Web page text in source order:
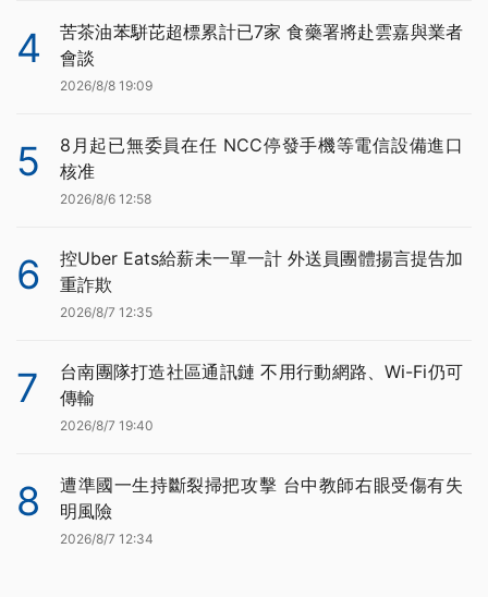
4
苦茶油苯駢芘超標累計已7家 食藥署將赴雲嘉與業者
會談
2026/8/8 19:09
5
8月起已無委員在任 NCC停發手機等電信設備進口
核准
2026/8/6 12:58
6
控Uber Eats給薪未一單一計 外送員團體揚言提告加
重詐欺
2026/8/7 12:35
7
台南團隊打造社區通訊鏈 不用行動網路、Wi-Fi仍可
傳輸
2026/8/7 19:40
8
遭準國一生持斷裂掃把攻擊 台中教師右眼受傷有失
明風險
2026/8/7 12:34